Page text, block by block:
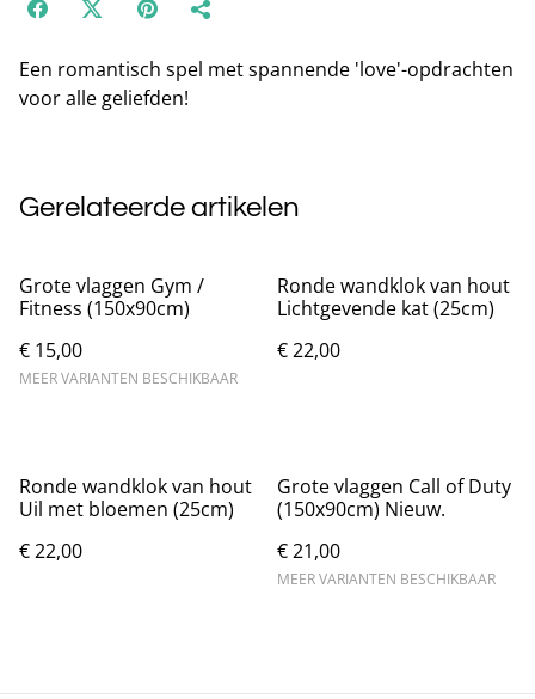
Een romantisch spel met spannende 'love'-opdrachten
voor alle geliefden!
Gerelateerde artikelen
Grote vlaggen Gym /
Fitness (150x90cm)
€ 15,00
MEER VARIANTEN BESCHIKBAAR
Ronde wandklok van hout
Lichtgevende kat (25cm)
€ 22,00
Ronde wandklok van hout
Uil met bloemen (25cm)
€ 22,00
Grote vlaggen Call of Duty
(150x90cm) Nieuw.
€ 21,00
MEER VARIANTEN BESCHIKBAAR